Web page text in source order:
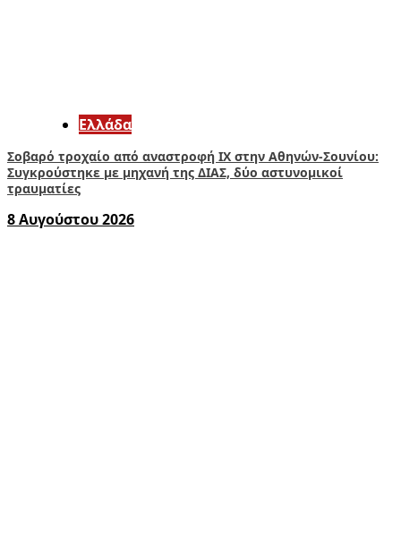
Ελλάδα
Σοβαρό τροχαίο από αναστροφή ΙΧ στην Αθηνών-Σουνίου:
Συγκρούστηκε με μηχανή της ΔΙΑΣ, δύο αστυνομικοί
τραυματίες
8 Αυγούστου 2026